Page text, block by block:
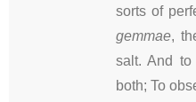
sorts of
gemmae,
salt. And
both; To